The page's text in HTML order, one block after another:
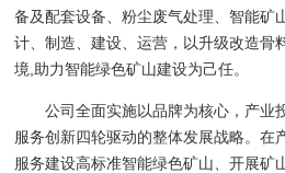
备及配套设备、粉尘废气处理、智能矿
计、制造、建设、运营，以升级改造骨
境,助力智能绿色矿山建设为己任。
公司全面实施以品牌为核心，产业
服务创新四轮驱动的整体发展战略。在
服务建设高标准智能绿色矿山、开展矿